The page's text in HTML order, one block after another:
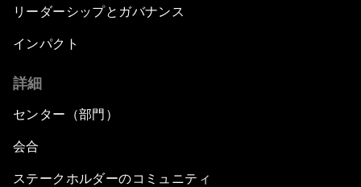
リーダーシップとガバナンス
インパクト
詳細
センター（部門）
会合
ステークホルダーのコミュニティ